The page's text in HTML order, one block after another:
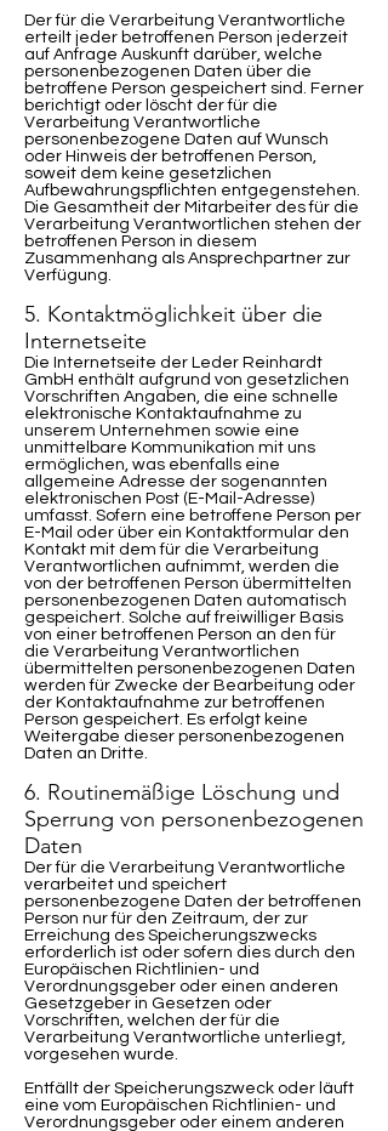
Der für die Verarbeitung Verantwortliche
erteilt jeder betroffenen Person jederzeit
auf Anfrage Auskunft darüber, welche
personenbezogenen Daten über die
betroffene Person gespeichert sind. Ferner
berichtigt oder löscht der für die
Verarbeitung Verantwortliche
personenbezogene Daten auf Wunsch
oder Hinweis der betroffenen Person,
soweit dem keine gesetzlichen
Aufbewahrungspflichten entgegenstehen.
Die Gesamtheit der Mitarbeiter des für die
Verarbeitung Verantwortlichen stehen der
betroffenen Person in diesem
Zusammenhang als Ansprechpartner zur
Verfügung.
5. Kontaktmöglichkeit über die
Internetseite
Die Internetseite der Leder Reinhardt
GmbH enthält aufgrund von gesetzlichen
Vorschriften Angaben, die eine schnelle
elektronische Kontaktaufnahme zu
unserem Unternehmen sowie eine
unmittelbare Kommunikation mit uns
ermöglichen, was ebenfalls eine
allgemeine Adresse der sogenannten
elektronischen Post (E-Mail-Adresse)
umfasst. Sofern eine betroffene Person per
E-Mail oder über ein Kontaktformular den
Kontakt mit dem für die Verarbeitung
Verantwortlichen aufnimmt, werden die
von der betroffenen Person übermittelten
personenbezogenen Daten automatisch
gespeichert. Solche auf freiwilliger Basis
von einer betroffenen Person an den für
die Verarbeitung Verantwortlichen
übermittelten personenbezogenen Daten
werden für Zwecke der Bearbeitung oder
der Kontaktaufnahme zur betroffenen
Person gespeichert. Es erfolgt keine
Weitergabe dieser personenbezogenen
Daten an Dritte.
6. Routinemäßige Löschung und
Sperrung von personenbezogenen
Daten
Der für die Verarbeitung Verantwortliche
verarbeitet und speichert
personenbezogene Daten der betroffenen
Person nur für den Zeitraum, der zur
Erreichung des Speicherungszwecks
erforderlich ist oder sofern dies durch den
Europäischen Richtlinien- und
Verordnungsgeber oder einen anderen
Gesetzgeber in Gesetzen oder
Vorschriften, welchen der für die
Verarbeitung Verantwortliche unterliegt,
vorgesehen wurde.
Entfällt der Speicherungszweck oder läuft
eine vom Europäischen Richtlinien- und
Verordnungsgeber oder einem anderen